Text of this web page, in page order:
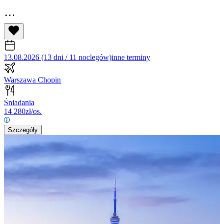
13.08.2026 (13 dni / 11 noclegów)inne terminy
Warszawa Chopin
Śniadania
14 280zł/os.
Szczegóły